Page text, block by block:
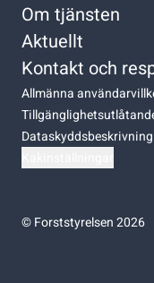
Om tjänsten
Aktuellt
Kontakt och
Allmänna
Dataskyddsbeskrivning
©Forststyrelsen 2026